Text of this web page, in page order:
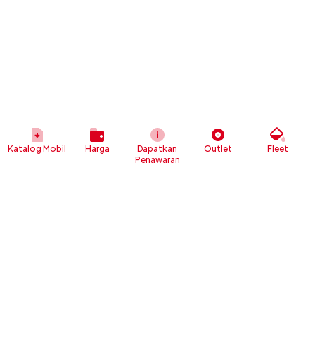
Katalog Mobil Harga
Dapatkan
Penawaran
Outlet Fleet